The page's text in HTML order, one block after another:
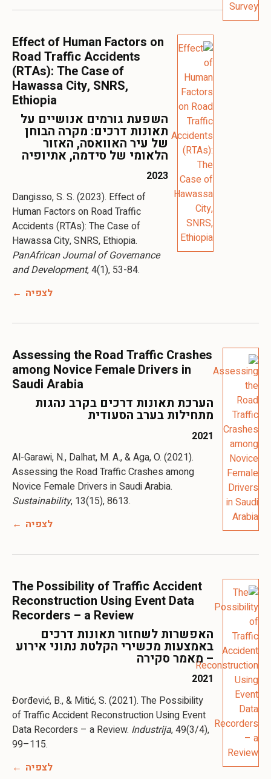
Effect of Human Factors on
Road Traffic Accidents
(RTAs): The Case of
Hawassa City, SNRS,
Ethiopia
השפעת גורמים אנושיים על
תאונות דרכים: מקרה הבוחן
של עיר האוואסה, האזור
הלאומי של סידמה, אתיופיה
2023
Dangisso, S. S. (2023). Effect of
Human Factors on Road Traffic
Accidents (RTAs): The Case of
Hawassa City, SNRS, Ethiopia.
PanAfrican Journal of Governance
and Development, 4(1), 53-84.
לצפיה
Assessing the Road Traffic Crashes
among Novice Female Drivers in
Saudi Arabia
הערכת תאונות דרכים בקרב נהגות
מתחילות בערב הסעודית
2021
Al-Garawi, N., Dalhat, M. A., & Aga, O. (2021).
Assessing the Road Traffic Crashes among
Novice Female Drivers in Saudi Arabia.
Sustainability, 13(15), 8613.
לצפיה
The Possibility of Traffic Accident
Reconstruction Using Event Data
Recorders – a Review
האפשרות לשחזור תאונות דרכים
באמצעות מכשירי הקלטת נתוני אירוע
– מאמר סקירה
2021
Đorđević, B., & Mitić, S. (2021). The Possibility
of Traffic Accident Reconstruction Using Event
Data Recorders – a Review. Industrija, 49(3/4),
99–115.
לצפיה